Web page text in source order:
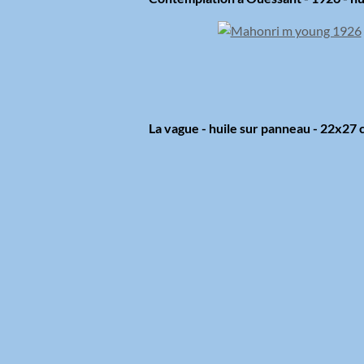
La vague - huile sur panneau - 22x27